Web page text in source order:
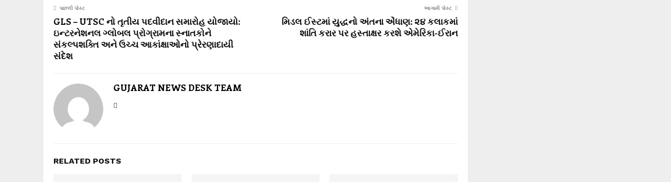
પાછલી પોસ્ટ
GLS – UTSC નો તૃતીય પદવીદાન સમારોહ યોજાયો:
ઇન્ટરનેશનલ ગ્લોબલ પ્રોગ્રામના સ્નાતકોને
સંકલ્પશક્તિ અને ઉચ્ચ આકાંક્ષાઓનો પ્રેરણાદાયી
સંદેશ
આગામી પોસ્ટ
મિડલ ઈસ્ટમાં યુદ્ધનો અંતના એંધાણ: ૨૪ કલાકમાં
શાંતિ કરાર પર હસ્તાક્ષર કરશે એમેરિકા-ઈરાન
GUJARAT NEWS DESK TEAM
RELATED POSTS